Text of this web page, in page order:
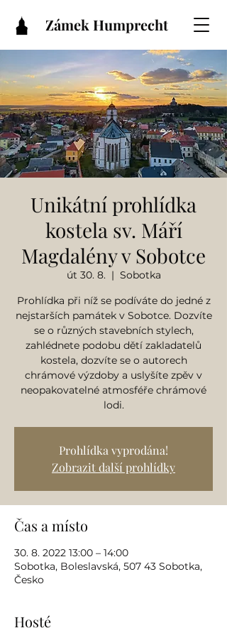
Zámek Humprecht
Unikátní prohlídka
kostela sv. Máří
Magdalény v Sobotce
út 30. 8.
  |
Sobotka
Prohlídka při níž se podíváte do jedné z
nejstarších památek v Sobotce. Dozvíte
se o různých stavebních stylech,
zahlédnete podobu dětí zakladatelů
kostela, dozvíte se o autorech
chrámové výzdoby a uslyšíte zpěv v
neopakovatelné atmosféře chrámové
lodi.
Prohlídka vyprodána!
Zobrazit další prohlídky
Čas a místo
30. 8. 2022 13:00 – 14:00
Sobotka, Boleslavská, 507 43 Sobotka,
Česko
Hosté